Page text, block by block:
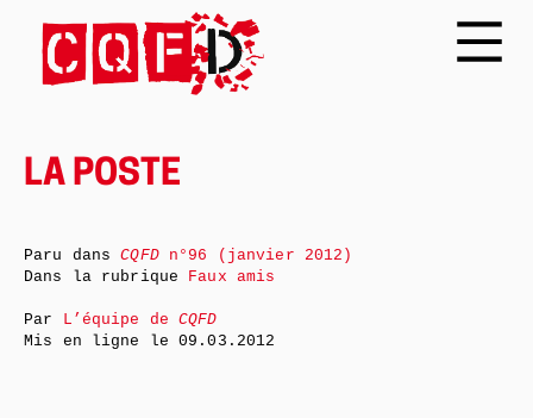
LA POSTE
Paru dansCQFDn°96 (janvier 2012)
Dans la rubrique Faux amis
Par L’équipe deCQFD
Mis en ligne le09.03.2012